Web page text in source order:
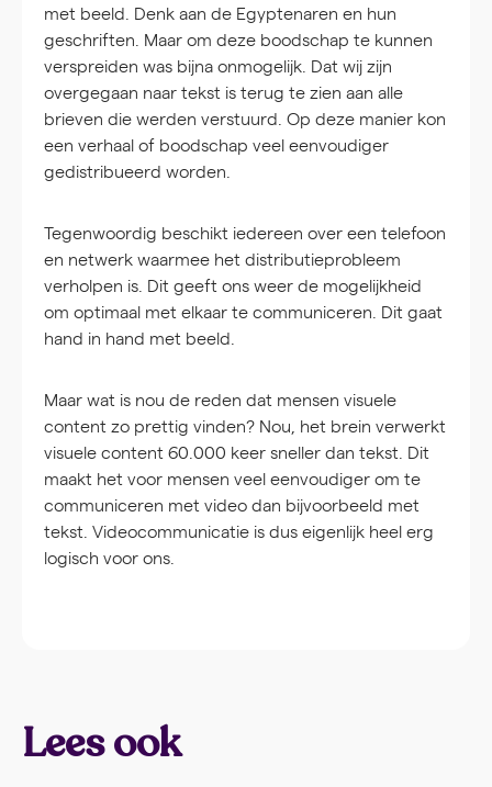
met beeld. Denk aan de Egyptenaren en hun
geschriften. Maar om deze boodschap te kunnen
verspreiden was bijna onmogelijk. Dat wij zijn
overgegaan naar tekst is terug te zien aan alle
brieven die werden verstuurd. Op deze manier kon
een verhaal of boodschap veel eenvoudiger
gedistribueerd worden.
Tegenwoordig beschikt iedereen over een telefoon
en netwerk waarmee het distributieprobleem
verholpen is. Dit geeft ons weer de mogelijkheid
om optimaal met elkaar te communiceren. Dit gaat
hand in hand met beeld.
Maar wat is nou de reden dat mensen visuele
content zo prettig vinden? Nou, het brein verwerkt
visuele content 60.000 keer sneller dan tekst. Dit
maakt het voor mensen veel eenvoudiger om te
communiceren met video dan bijvoorbeeld met
tekst. Videocommunicatie is dus eigenlijk heel erg
logisch voor ons.
Lees ook